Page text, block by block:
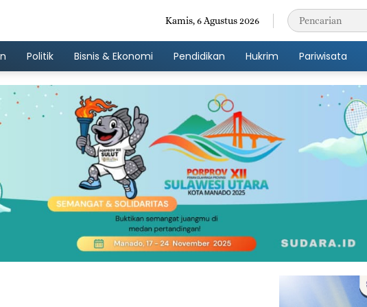
Kamis, 6 Agustus 2026
Politik Bisnis & Ekonomi Pendidikan Hukrim Pariwisata